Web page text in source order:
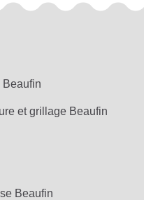
Beaufin
et grillage Beaufin
Beaufin